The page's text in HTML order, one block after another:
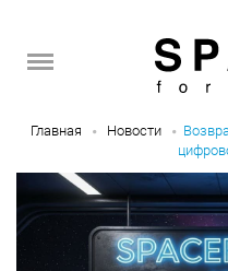
Главная Новости